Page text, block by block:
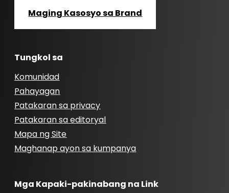
Maging Kasosyo sa Brand
Tungkol sa
Komunidad
Pahayagan
Patakaran sa privacy
Patakaran sa editoryal
Mapa ng Site
Maghanap ayon sa kumpanya
Mga Kapaki-pakinabang na Link